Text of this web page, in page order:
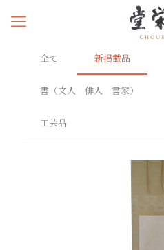
全て 新掲載品
書（文人 俳人 書家）
工芸品